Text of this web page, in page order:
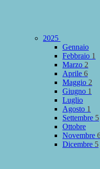
2025
Gennaio
Febbraio 1
Marzo 2
Aprile 6
Maggio 2
Giugno 1
Luglio
Agosto 1
Settembre 5
Ottobre
Novembre
Dicembre 5